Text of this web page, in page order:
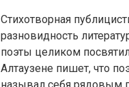
Стихотворная
разновидность
поэты целиком
Алтаузене пишет, что